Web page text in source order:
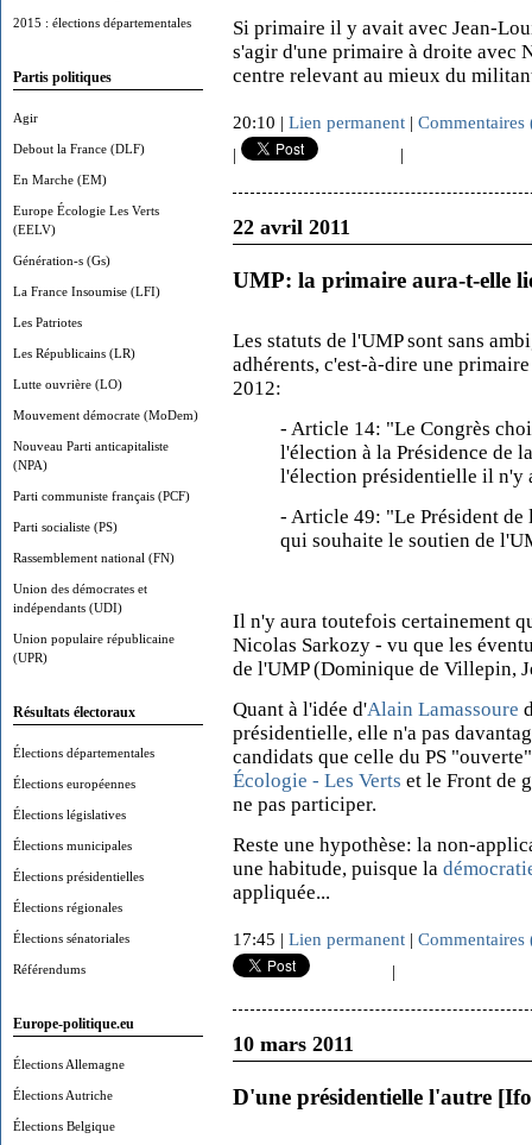
2015 : élections départementales
Partis politiques
Agir
Debout la France (DLF)
En Marche (EM)
Europe Écologie Les Verts
(EELV)
Génération-s (Gs)
La France Insoumise (LFI)
Les Patriotes
Les Républicains (LR)
Lutte ouvrière (LO)
Mouvement démocrate (MoDem)
Nouveau Parti anticapitaliste
(NPA)
Parti communiste français (PCF)
Parti socialiste (PS)
Rassemblement national (FN)
Union des démocrates et
indépendants (UDI)
Union populaire républicaine
(UPR)
Résultats électoraux
Élections départementales
Élections européennes
Élections législatives
Élections municipales
Élections présidentielles
Élections régionales
Élections sénatoriales
Référendums
Europe-politique.eu
Élections Allemagne
Élections Autriche
Élections Belgique
Si primaire il y avait avec Jean-
s'agir d'une primaire à droite avec
centre relevant au mieux du
20:10 | Lien permanent | Commentaires
|
|
22 avril 2011
UMP: la primaire aura-t-elle
Les statuts de l'UMP sont sans
adhérents, c'est-à-dire une
2012:
- Article 14: "Le Congrès
l'élection à la Présidence de
l'élection présidentielle il n'y
- Article 49: "Le Président de
qui souhaite le soutien de
Il n'y aura toutefois certainement
Nicolas Sarkozy - vu que les
de l'UMP (Dominique de Villepin,
Quant à l'idée d'Alain Lamassoure
présidentielle, elle n'a pas
candidats que celle du PS
Écologie - Les Verts et le Front de
ne pas participer.
Reste une hypothèse: la non-
une habitude, puisque la
appliquée...
17:45 | Lien permanent | Commentaires
|
10 mars 2011
D'une présidentielle l'autre